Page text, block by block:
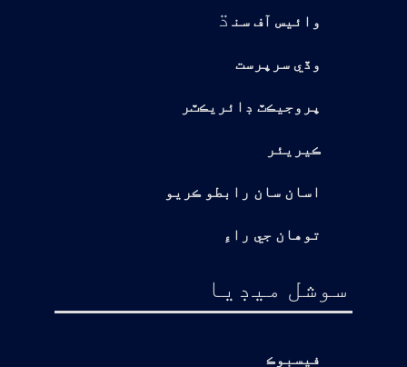
وائيس آف سن ڌ
وڏي سرپرست
پروجيڪٽ ڊائريڪٽر
ڪيريئر
اسان سان رابطو ڪريو
توهان جي راءِ
سوشل ميڊيا
فيسبوڪ